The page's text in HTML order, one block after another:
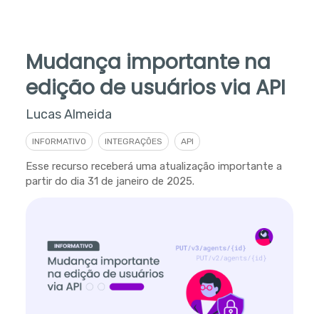
Mudança importante na
edição de usuários via API
Lucas Almeida
INFORMATIVO INTEGRAÇÕES API
Esse recurso receberá uma atualização importante a
partir do dia 31 de janeiro de 2025.